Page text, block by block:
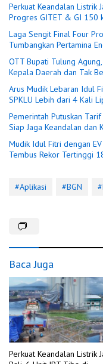
Perkuat Keandalan Listrik
Progres GITET & GI 150
Laga Sengit Final Four
Tumbangkan Pertamina
OTT Bupati Tulung Agung,
Kepala Daerah dan Tak
Arus Mudik Lebaran Idul
SPKLU Lebih dari 4 Kali
Pemerintah Putuskan
Siap Jaga Keandalan dan
Mudik Idul Fitri dengan EV
Tembus Rekor Tertinggi
#Aplikasi #BGN
Baca Juga
Perkuat Keandalan Listrik